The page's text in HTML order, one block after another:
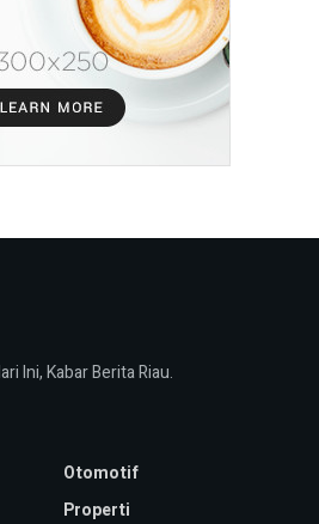
Ini, Kabar Berita Riau.
Otomotif
Properti